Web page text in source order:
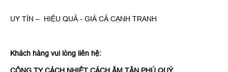
UY TÍN – HIỆU QUẢ - GIÁ CẢ CẠNH TRANH
Khách hàng vui lòng liên hệ: